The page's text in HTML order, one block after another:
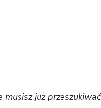
już przeszukiwać